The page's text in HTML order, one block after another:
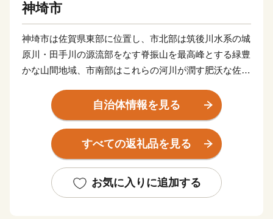
神埼市
神埼市は佐賀県東部に位置し、市北部は筑後川水系の城
原川・田手川の源流部をなす脊振山を最高峰とする緑豊
かな山間地域、市南部はこれらの河川が潤す肥沃な佐賀
市内には吉野ヶ里遺跡や歴史的建造物、神社などの多
くの歴史的、文化的遺産があり、様々な郷土芸能や伝統
行事が継承され、地域文化として形成されています。
自治体情報を見る
すべての返礼品を見る
お気に入りに追加する